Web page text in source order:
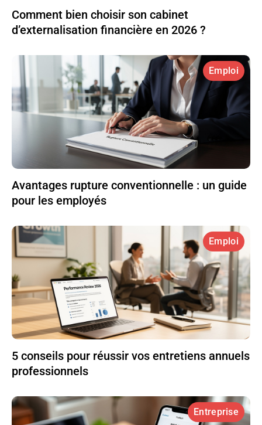
Comment bien choisir son cabinet
d’externalisation financière en 2026 ?
Emploi
Avantages rupture conventionnelle : un guide
pour les employés
Emploi
5 conseils pour réussir vos entretiens annuels
professionnels
Entreprise